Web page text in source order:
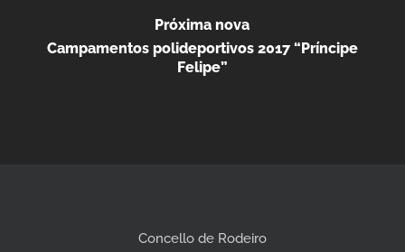
Próxima nova
Campamentos polideportivos 2017 “Príncipe
Felipe”
Concello de Rodeiro